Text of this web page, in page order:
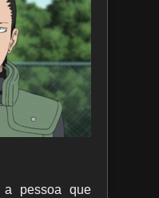
pessoa que